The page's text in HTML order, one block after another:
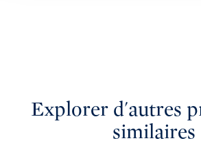
Explorer d'autres
similaires